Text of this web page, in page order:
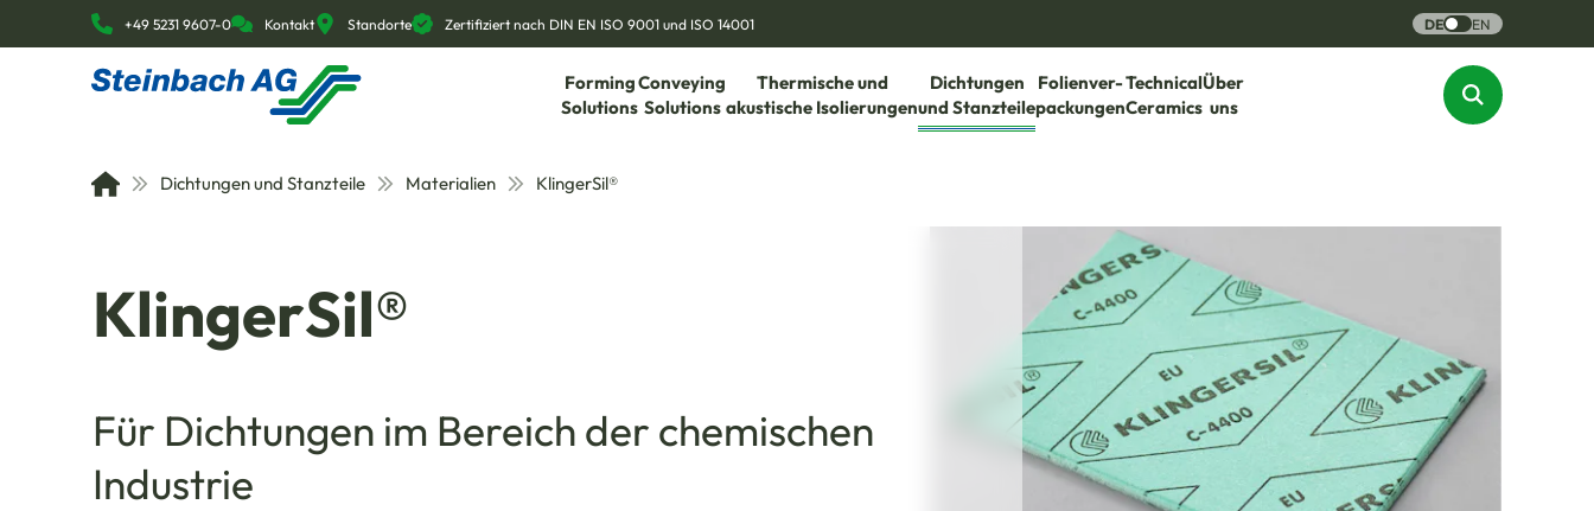
+49 5231 9607-0 Kontakt Standorte Zertifiziert nach DIN EN ISO 9001 und ISO 14001 DE EN
Forming
Solutions
Conveying
Solutions
Thermische und
akustische Isolierungen
Dichtungen
und Stanzteile
Folienver-
packungen
Technical
Ceramics
Über
uns
Dichtungen und Stanzteile Materialien KlingerSil®
KlingerSil®
Für Dichtungen im Bereich der chemischen
Industrie